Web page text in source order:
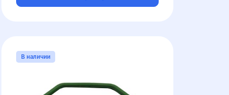
В наличии